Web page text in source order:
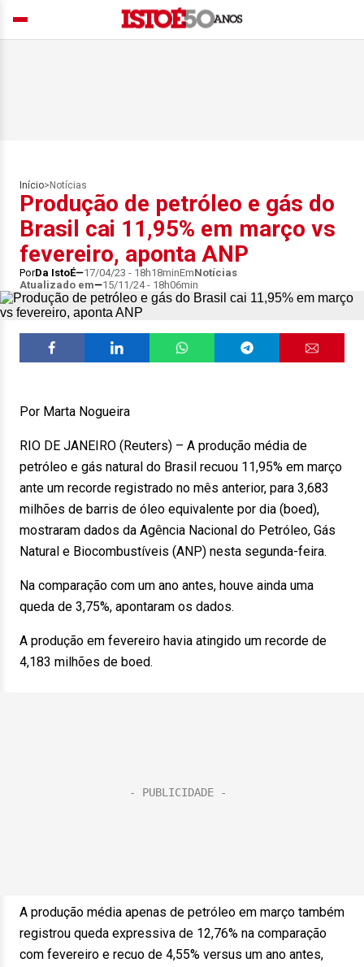
Início> Notícias
Produção de petróleo e gás do
Brasil cai 11,95% em março vs
fevereiro, aponta ANP
PorDa IstoÉ 17/04/23 - 18h18minEmNotícias
Atualizado em
15/11/24 - 18h06min
Por Marta Nogueira
RIO DE JANEIRO (Reuters) – A produção média de
petróleo e gás natural do Brasil recuou 11,95% em março
ante um recorde registrado no mês anterior, para 3,683
milhões de barris de óleo equivalente por dia (boed),
mostraram dados da Agência Nacional do Petróleo, Gás
Natural e Biocombustíveis (ANP) nesta segunda-feira.
Na comparação com um ano antes, houve ainda uma
queda de 3,75%, apontaram os dados.
A produção em fevereiro havia atingido um recorde de
4,183 milhões de boed.
A produção média apenas de petróleo em março também
registrou queda expressiva de 12,76% na comparação
com fevereiro e recuo de 4,55% versus um ano antes,